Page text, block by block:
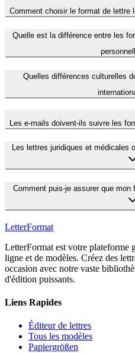
Comment choisir le format de lettre
Quelle est la différence entre les
Quelles différences culturelles
Les e-mails doivent-ils suivre les
Les lettres juridiques et médicales
Comment puis-je assurer que
LetterFormat
LetterFormat est votre plateforme
ligne et de modèles. Créez des
occasion avec notre vaste
d'édition puissants.
Liens Rapides
Éditeur de lettres
Tous les modèles
Papiergrößen